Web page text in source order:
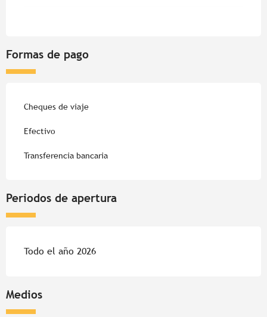
Formas de pago
Cheques de viaje
Efectivo
Transferencia bancaria
Periodos de apertura
Todo el año 2026
Medios